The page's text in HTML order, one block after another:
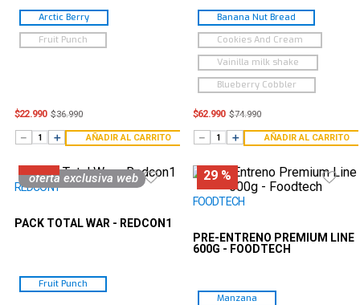
Arctic Berry
Fruit Punch
$22.990 $36.990
＋
－ AÑADIR AL CARRITO
Banana Nut Bread
Cookies And Cream
Vainilla milk shake
Blueberry Cobbler
$62.990 $74.990
＋
－ AÑADIR AL CARRITO
oferta exclusiva web
REDCON1
PACK TOTAL WAR - REDCON1
Fruit Punch
29 %
FOODTECH
PRE-ENTRENO PREMIUM LINE
600G - FOODTECH
Manzana